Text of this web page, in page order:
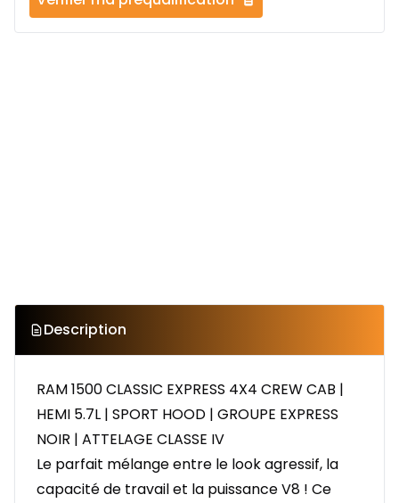
Description
RAM 1500 CLASSIC EXPRESS 4X4 CREW CAB |
HEMI 5.7L | SPORT HOOD | GROUPE EXPRESS
NOIR | ATTELAGE CLASSE IV
Le parfait mélange entre le look agressif, la
capacité de travail et la puissance V8 ! Ce